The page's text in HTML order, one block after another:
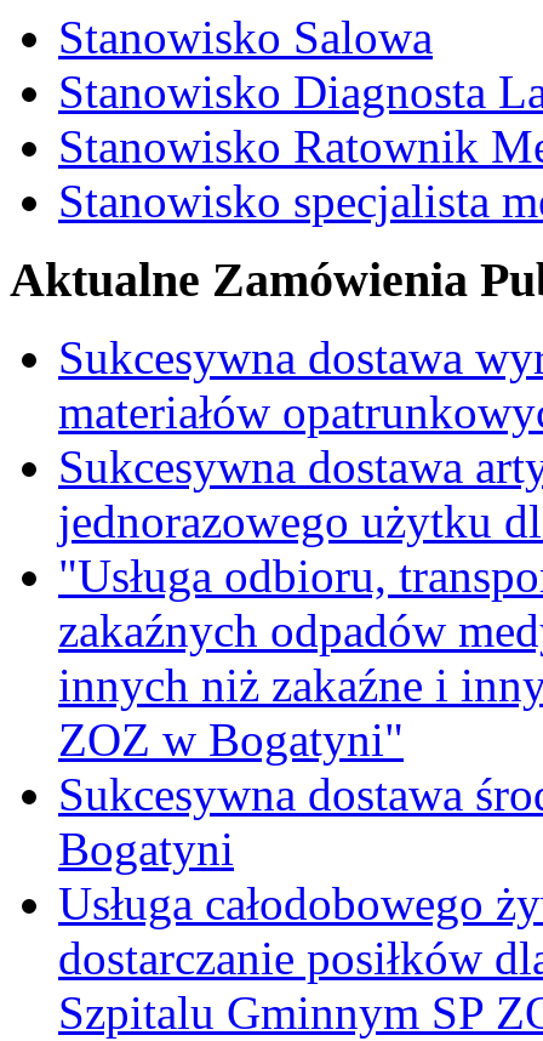
Stanowisko Salowa
Stanowisko Diagnosta
Stanowisko Ratownik
Stanowisko specjalista
Aktualne Zamówienia
Sukcesywna dostawa
materiałów
Sukcesywna dostawa
jednorazowego użytku
"Usługa odbioru,
zakaźnych odpadów
innych niż zakaźne i
ZOZ w Bogatyni"
Sukcesywna dostawa
Bogatyni
Usługa całodobowego
dostarczanie posiłków
Szpitalu Gminnym SP